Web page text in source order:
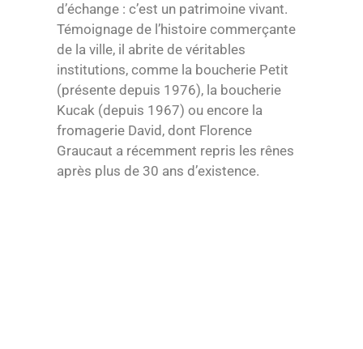
d’échange : c’est un patrimoine vivant.
Témoignage de l’histoire commerçante
de la ville, il abrite de véritables
institutions, comme la boucherie Petit
(présente depuis 1976), la boucherie
Kucak (depuis 1967) ou encore la
fromagerie David, dont Florence
Graucaut a récemment repris les rênes
après plus de 30 ans d’existence.